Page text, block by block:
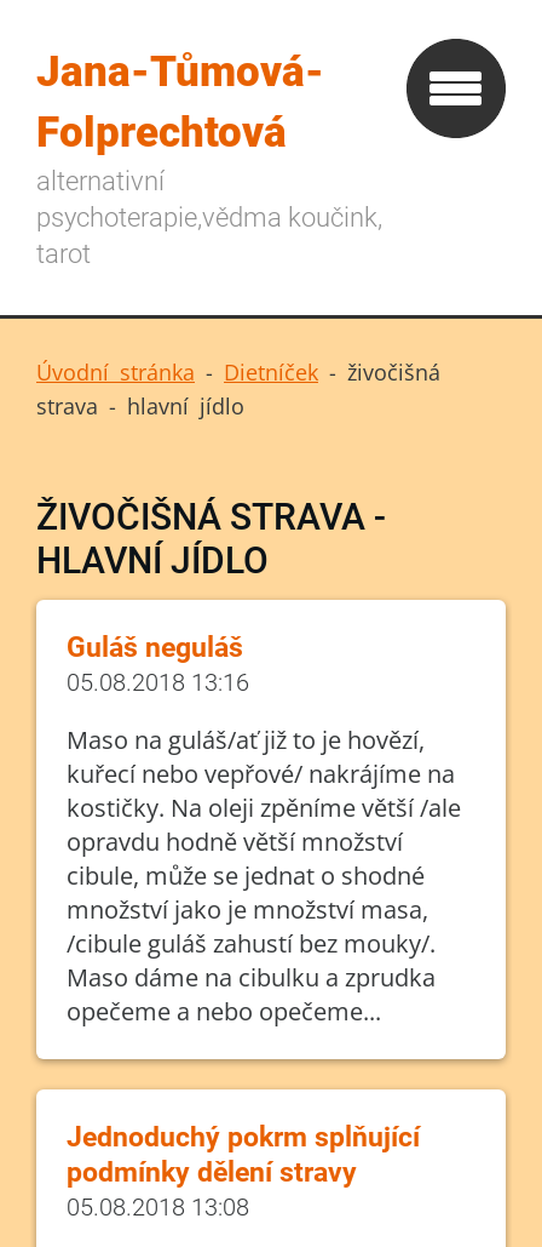
Jana-Tůmová-
Folprechtová
alternativní
psychoterapie,vědma koučink,
tarot
Úvodní stránka - Dietníček - živočišná
strava - hlavní jídlo
ŽIVOČIŠNÁ STRAVA -
HLAVNÍ JÍDLO
Guláš neguláš
05.08.2018 13:16
Maso na guláš/ať již to je hovězí,
kuřecí nebo vepřové/ nakrájíme na
kostičky. Na oleji zpěníme větší /ale
opravdu hodně větší množství
cibule, může se jednat o shodné
množství jako je množství masa,
/cibule guláš zahustí bez mouky/.
Maso dáme na cibulku a zprudka
opečeme a nebo opečeme...
Jednoduchý pokrm splňující
podmínky dělení stravy
05.08.2018 13:08